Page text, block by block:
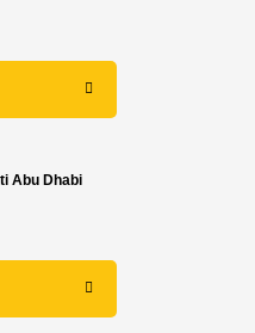
Abu Dhabi